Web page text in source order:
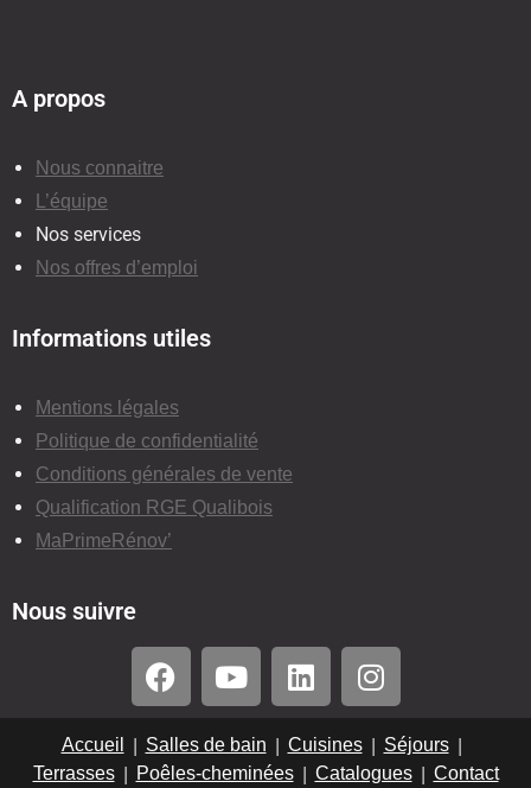
A propos
Nous connaitre
L’équipe
Nos services
Nos offres d’emploi
Informations utiles
Mentions légales
Politique de confidentialité
Conditions générales de vente
Qualification RGE Qualibois
MaPrimeRénov’
Nous suivre
Accueil Salles de bain Cuisines
Séjours
Terrasses
Poêles-cheminées Catalogues Contact